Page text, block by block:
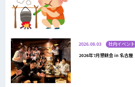
2026.08.03
社内イベント
2026年7月懇親会 in 名古屋